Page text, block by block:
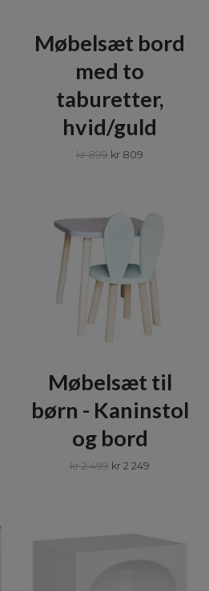
Møbelsæt bord
med to
taburetter,
hvid/guld
kr 899 kr 809
Møbelsæt til
børn - Kaninstol
og bord
kr 2 499 kr 2 249